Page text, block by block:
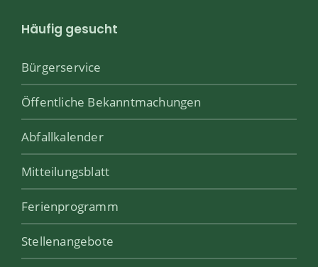
Häufig gesucht
Bürgerservice
Öffentliche Bekanntmachungen
Abfallkalender
Mitteilungsblatt
Ferienprogramm
Stellenangebote